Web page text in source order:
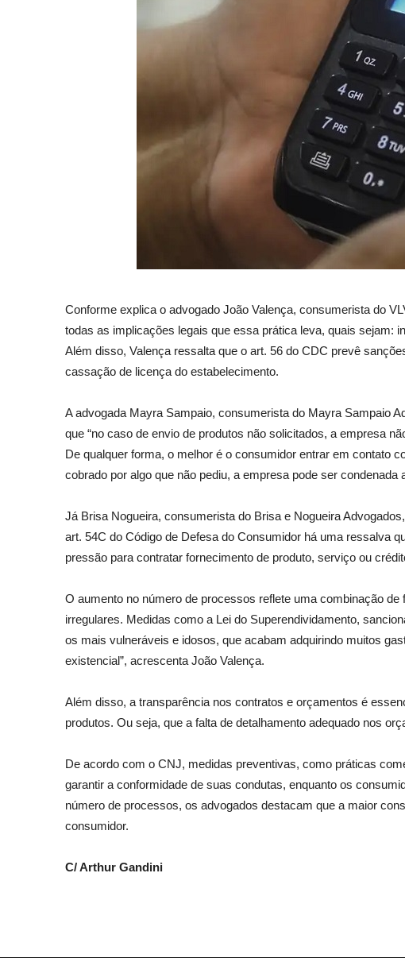
Conforme explica o advogado João Valença, consumerista do
todas as implicações legais que essa prática leva, quais sejam:
Além disso, Valença ressalta que o art. 56 do CDC prevê
cassação de licença do estabelecimento.
A advogada Mayra Sampaio, consumerista do Mayra Sampaio
que “no caso de envio de produtos não solicitados, a empresa
De qualquer forma, o melhor é o consumidor entrar em contato
cobrado por algo que não pediu, a empresa pode ser
Já Brisa Nogueira, consumerista do Brisa e Nogueira
art. 54C do Código de Defesa do Consumidor há uma ressalva
pressão para contratar fornecimento de produto, serviço ou
O aumento no número de processos reflete uma combinação
irregulares. Medidas como a Lei do Superendividamento,
os mais vulneráveis e idosos, que acabam adquirindo muitos
existencial”, acrescenta João Valença.
Além disso, a transparência nos contratos e orçamentos é
produtos. Ou seja, que a falta de detalhamento adequado nos
De acordo com o CNJ, medidas preventivas, como práticas
garantir a conformidade de suas condutas, enquanto os
número de processos, os advogados destacam que a maior
consumidor.
C/ Arthur Gandini